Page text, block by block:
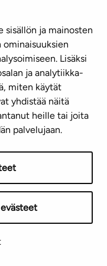
sisällön ja mainosten
ominaisuuksien
Lisäksi
ja analytiikka-
miten käytät
yhdistää näitä
heille tai joita
palvelujaan.